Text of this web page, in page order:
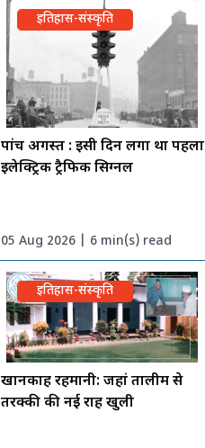
इतिहास-संस्कृति
पांच अगस्त : इसी दिन लगा था पहला
इलेक्ट्रिक ट्रैफिक सिग्नल
05 Aug 2026 | 6 min(s) read
इतिहास-संस्कृति
खानकाह रहमानी: जहां तालीम से
तरक्की की नई राह खुली